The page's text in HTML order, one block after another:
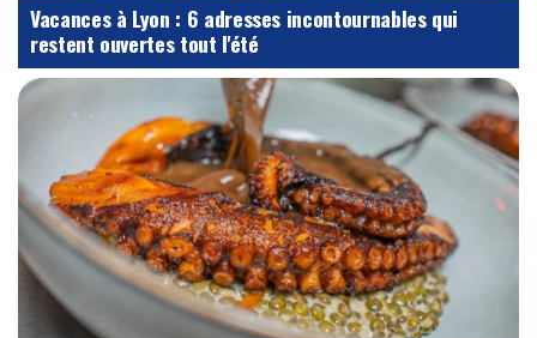
Vacances à Lyon : 6 adresses incontournables qui
restent ouvertes tout l'été